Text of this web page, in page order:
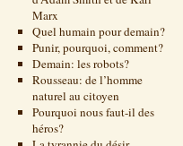
Marx
Quel humain pour demain?
Punir, pourquoi, comment?
Demain: les robots?
Rousseau: de l’homme
naturel au citoyen
Pourquoi nous faut-il des
héros?